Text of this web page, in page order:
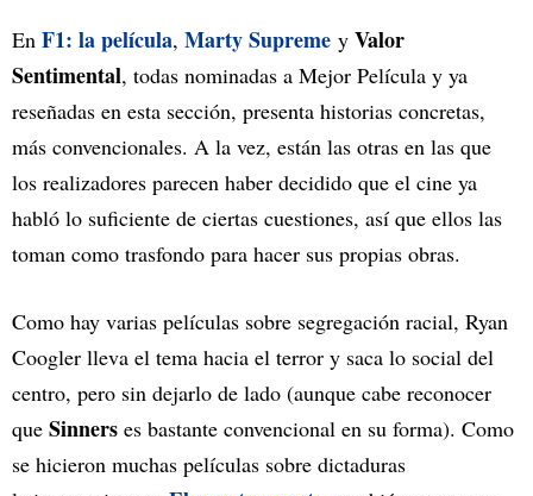
En F1: la película, Marty Supreme y Valor
Sentimental, todas nominadas a Mejor Película y ya
reseñadas en esta sección, presenta historias concretas,
más convencionales. A la vez, están las otras en las que
los realizadores parecen haber decidido que el cine ya
habló lo suficiente de ciertas cuestiones, así que ellos las
toman como trasfondo para hacer sus propias obras.
Como hay varias películas sobre segregación racial, Ryan
Coogler lleva el tema hacia el terror y saca lo social del
centro, pero sin dejarlo de lado (aunque cabe reconocer
que Sinners es bastante convencional en su forma). Como
se hicieron muchas películas sobre dictaduras